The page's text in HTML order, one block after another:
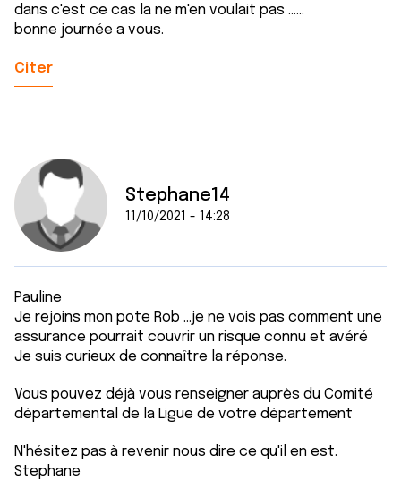
dans c'est ce cas la ne m'en voulait pas ......
bonne journée a vous.
Citer
Stephane14
11/10/2021 - 14:28
Pauline
Je rejoins mon pote Rob ...je ne vois pas comment une
assurance pourrait couvrir un risque connu et avéré
Je suis curieux de connaître la réponse.
Vous pouvez déjà vous renseigner auprès du Comité
départemental de la Ligue de votre département
N'hésitez pas à revenir nous dire ce qu'il en est.
Stephane